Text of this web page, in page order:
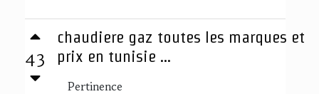
43
chaudiere gaz toutes les marques et
prix en tunisie ...
Pertinence